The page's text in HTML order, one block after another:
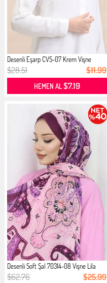
Desenli Eşarp CVS-07 Krem Vişne
$28.51 $11.99
HEMEN AL$7.19
Desenli Soft Şal 70314-08 Vişne Lila
$62.76 $25.99